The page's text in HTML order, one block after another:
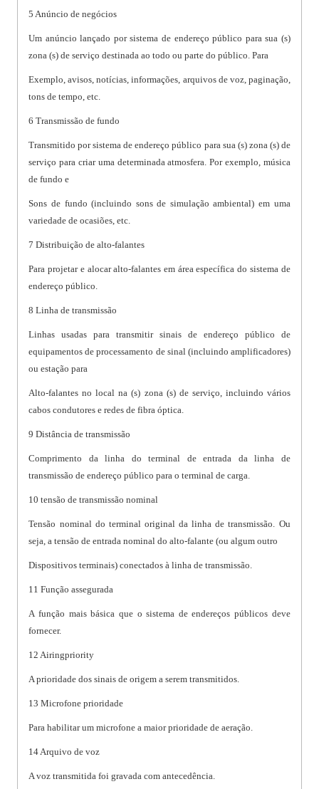
5 Anúncio de negócios
Um anúncio lançado por sistema de endereço público para sua (s)
zona (s) de serviço destinada ao todo ou parte do público. Para
Exemplo, avisos, notícias, informações, arquivos de voz, paginação,
tons de tempo, etc.
6 Transmissão de fundo
Transmitido por sistema de endereço público para sua (s) zona (s) de
serviço para criar uma determinada atmosfera. Por exemplo, música
de fundo e
Sons de fundo (incluindo sons de simulação ambiental) em uma
variedade de ocasiões, etc.
7 Distribuição de alto-falantes
Para projetar e alocar alto-falantes em área específica do sistema de
endereço público.
8 Linha de transmissão
Linhas usadas para transmitir sinais de endereço público de
equipamentos de processamento de sinal (incluindo amplificadores)
ou estação para
Alto-falantes no local na (s) zona (s) de serviço, incluindo vários
cabos condutores e redes de fibra óptica.
9 Distância de transmissão
Comprimento da linha do terminal de entrada da linha de
transmissão de endereço público para o terminal de carga.
10 tensão de transmissão nominal
Tensão nominal do terminal original da linha de transmissão. Ou
seja, a tensão de entrada nominal do alto-falante (ou algum outro
Dispositivos terminais) conectados à linha de transmissão.
11 Função assegurada
A função mais básica que o sistema de endereços públicos deve
fornecer.
12 Airingpriority
A prioridade dos sinais de origem a serem transmitidos.
13 Microfone prioridade
Para habilitar um microfone a maior prioridade de aeração.
14 Arquivo de voz
A voz transmitida foi gravada com antecedência.